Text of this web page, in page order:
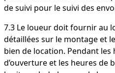
de suivi pour le suivi des
7.3 Le loueur doit fournir au
détaillées sur le montage et
bien de location. Pendant les
d’ouverture et les heures de